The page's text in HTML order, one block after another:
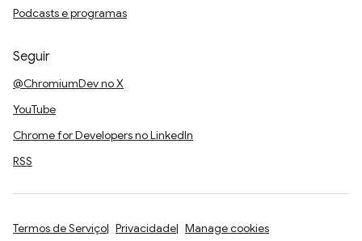
Podcasts e programas
Seguir
@ChromiumDev no X
YouTube
Chrome for Developers no LinkedIn
RSS
Termos de Serviço Privacidade Manage cookies